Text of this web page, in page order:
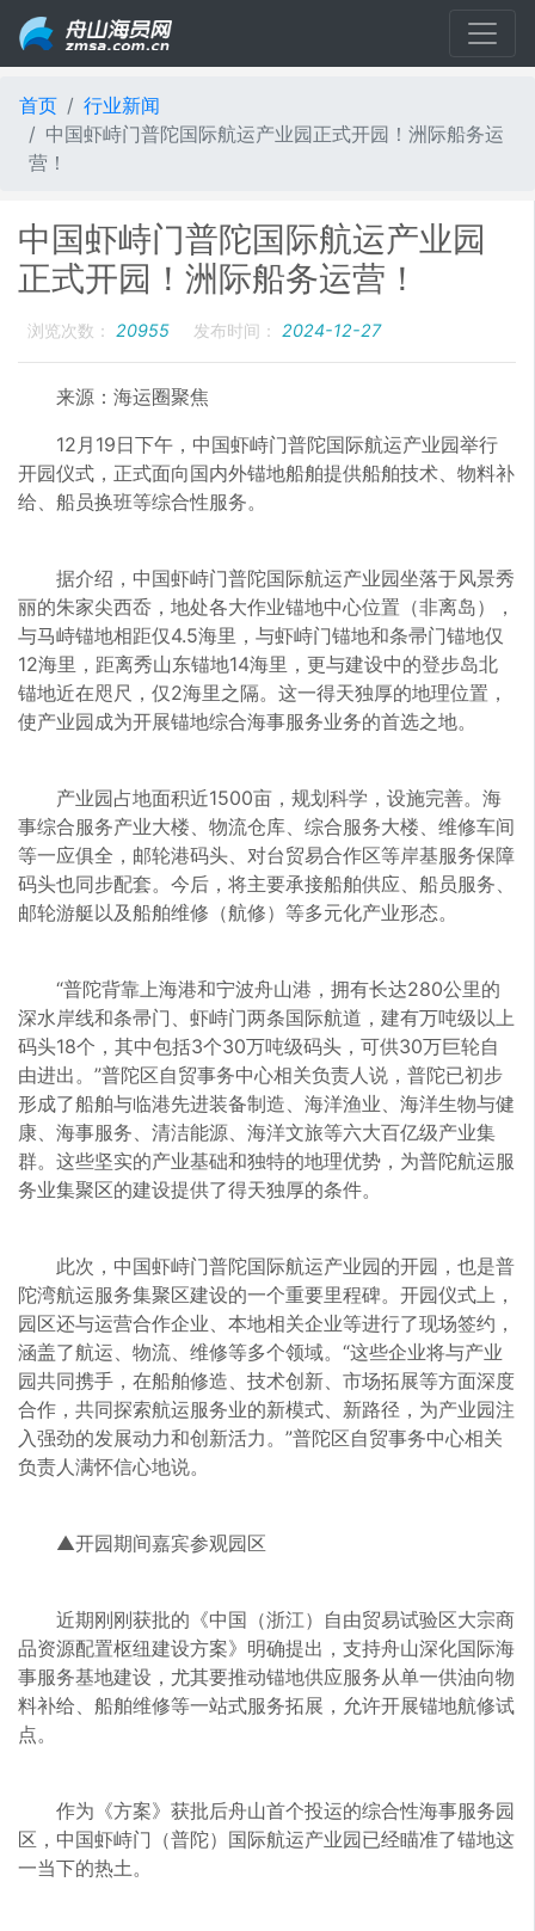
首页
行业新闻
中国虾峙门普陀国际航运产业园正式开园！洲际船务运
营！
中国虾峙门普陀国际航运产业园
正式开园！洲际船务运营！
浏览次数： 20955 发布时间： 2024-12-27
来源：海运圈聚焦
12月19日下午，中国虾峙门普陀国际航运产业园举行
开园仪式，正式面向国内外锚地船舶提供船舶技术、物料补
给、船员换班等综合性服务。
据介绍，中国虾峙门普陀国际航运产业园坐落于风景秀
丽的朱家尖西岙，地处各大作业锚地中心位置（非离岛），
与马峙锚地相距仅4.5海里，与虾峙门锚地和条帚门锚地仅
12海里，距离秀山东锚地14海里，更与建设中的登步岛北
锚地近在咫尺，仅2海里之隔。这一得天独厚的地理位置，
使产业园成为开展锚地综合海事服务业务的首选之地。
产业园占地面积近1500亩，规划科学，设施完善。海
事综合服务产业大楼、物流仓库、综合服务大楼、维修车间
等一应俱全，邮轮港码头、对台贸易合作区等岸基服务保障
码头也同步配套。今后，将主要承接船舶供应、船员服务、
邮轮游艇以及船舶维修（航修）等多元化产业形态。
“普陀背靠上海港和宁波舟山港，拥有长达280公里的
深水岸线和条帚门、虾峙门两条国际航道，建有万吨级以上
码头18个，其中包括3个30万吨级码头，可供30万巨轮自
由进出。”普陀区自贸事务中心相关负责人说，普陀已初步
形成了船舶与临港先进装备制造、海洋渔业、海洋生物与健
康、海事服务、清洁能源、海洋文旅等六大百亿级产业集
群。这些坚实的产业基础和独特的地理优势，为普陀航运服
务业集聚区的建设提供了得天独厚的条件。
此次，中国虾峙门普陀国际航运产业园的开园，也是普
陀湾航运服务集聚区建设的一个重要里程碑。开园仪式上，
园区还与运营合作企业、本地相关企业等进行了现场签约，
涵盖了航运、物流、维修等多个领域。“这些企业将与产业
园共同携手，在船舶修造、技术创新、市场拓展等方面深度
合作，共同探索航运服务业的新模式、新路径，为产业园注
入强劲的发展动力和创新活力。”普陀区自贸事务中心相关
负责人满怀信心地说。
▲开园期间嘉宾参观园区
近期刚刚获批的《中国（浙江）自由贸易试验区大宗商
品资源配置枢纽建设方案》明确提出，支持舟山深化国际海
事服务基地建设，尤其要推动锚地供应服务从单一供油向物
料补给、船舶维修等一站式服务拓展，允许开展锚地航修试
点。
作为《方案》获批后舟山首个投运的综合性海事服务园
区，中国虾峙门（普陀）国际航运产业园已经瞄准了锚地这
一当下的热土。